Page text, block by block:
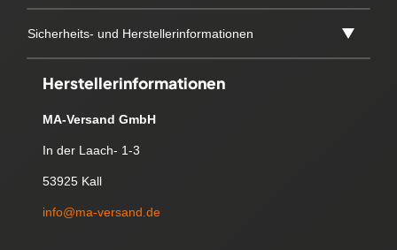
Sicherheits- und Herstellerinformationen
Herstellerinformationen
MA-Versand GmbH
In der Laach- 1-3
53925 Kall
info@ma-versand.de